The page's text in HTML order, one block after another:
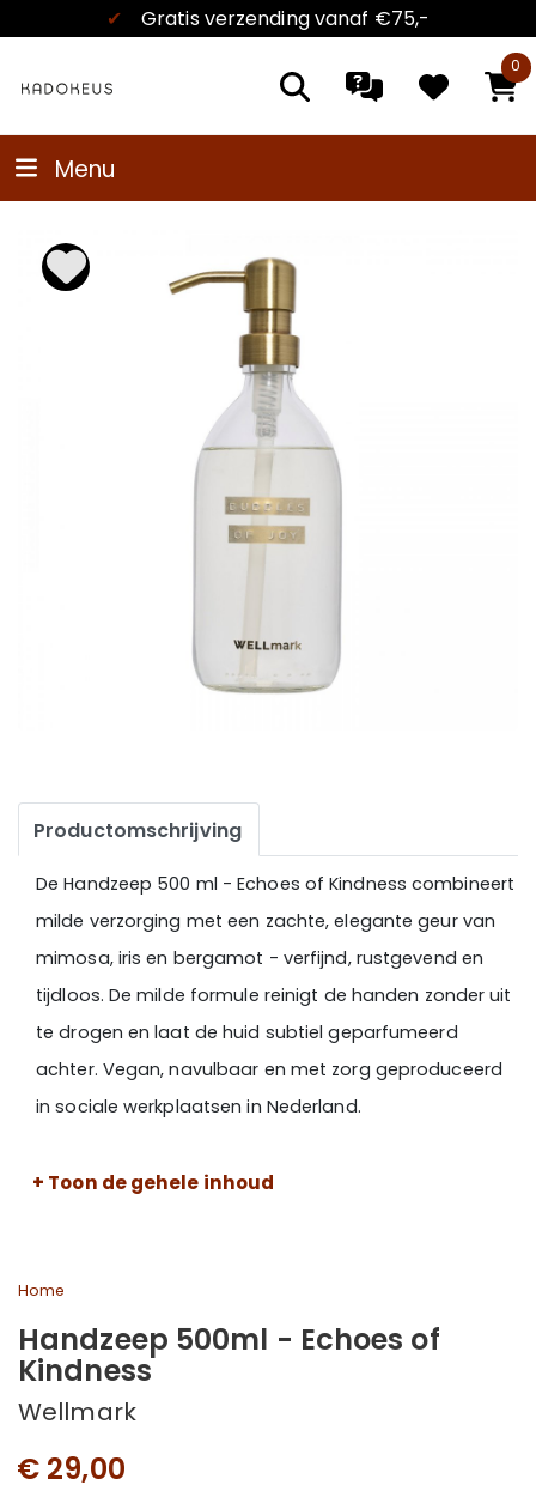
✔ Gratis verzendingvanaf €75,-
0
Menu
Productomschrijving
De Handzeep 500 ml - Echoes of Kindness combineert
milde verzorging met een zachte, elegante geur van
mimosa, iris en bergamot - verfijnd, rustgevend en
tijdloos. De milde formule reinigt de handen zonder uit
te drogen en laat de huid subtiel geparfumeerd
achter. Vegan, navulbaar en met zorg geproduceerd
in sociale werkplaatsen in Nederland.
+ Toon de gehele inhoud
Home
Handzeep 500ml - Echoes of
Kindness
Wellmark
€ 29,00